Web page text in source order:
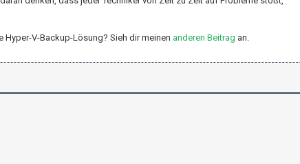
Hyper-V-Backup-Lösung? Sieh dir meinen anderen Beitrag an.